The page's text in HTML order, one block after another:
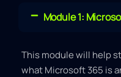
Module 1:
This module will help
what Microsoft 365 is